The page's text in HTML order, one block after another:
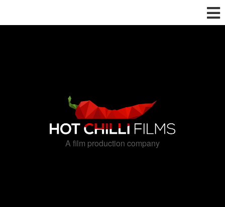
A film production company